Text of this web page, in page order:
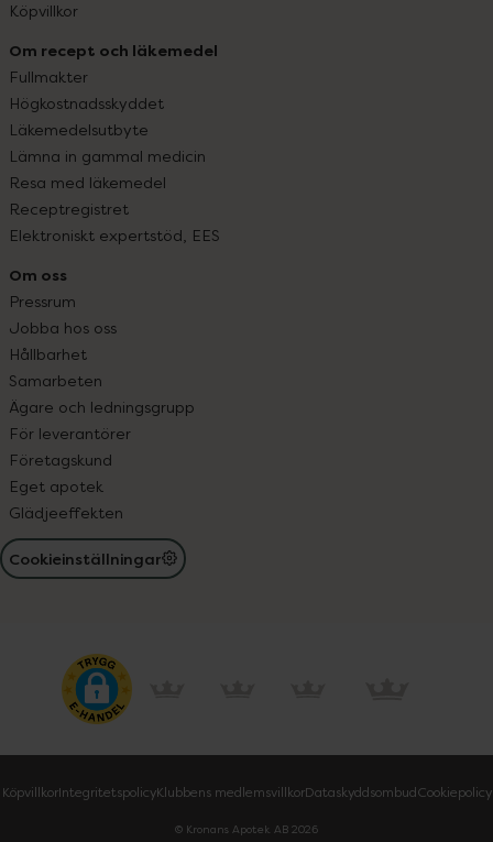
Köpvillkor
Om recept och läkemedel
Fullmakter
Högkostnadsskyddet
Läkemedelsutbyte
Lämna in gammal medicin
Resa med läkemedel
Receptregistret
Elektroniskt expertstöd, EES
Om oss
Pressrum
Jobba hos oss
Hållbarhet
Samarbeten
Ägare och ledningsgrupp
För leverantörer
Företagskund
Eget apotek
Glädjeeffekten
Cookieinställningar
KöpvillkorIntegritetspolicyKlubbens medlemsvillkorDataskyddsombudCookiepolicy
© Kronans Apotek AB 2026